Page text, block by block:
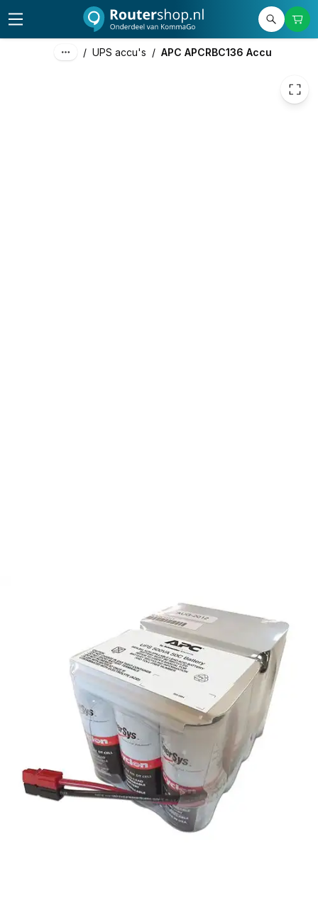
/ UPS accu's / APC APCRBC136 Accu
445,89 excl. btw
incl. btw